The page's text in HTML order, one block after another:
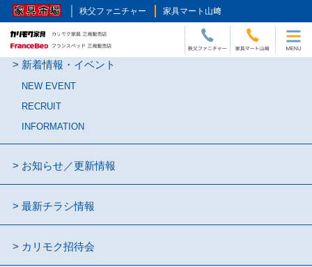
秩父ファニチャー 家具マート山﨑
新着情報・イベント
NEW EVENT
RECRUIT
INFORMATION
お知らせ／更新情報
最新チラシ情報
カリモク招待会